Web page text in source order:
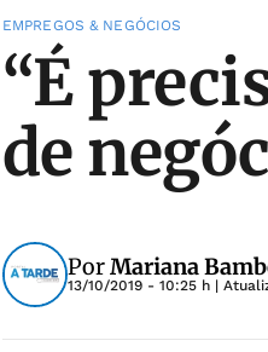
EMPREGOS & NEGÓCIOS
“É
de
PorMariana
13/10/2019 - 10:25 h |